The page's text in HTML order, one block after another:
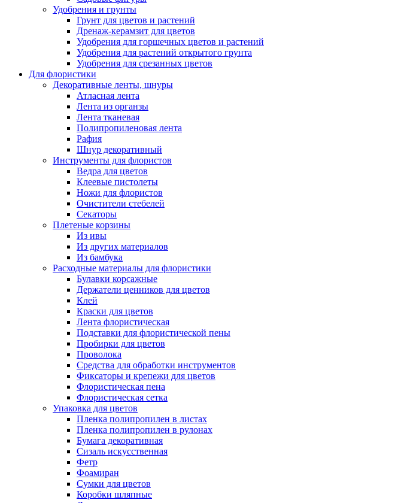
Удобрения и грунты
Грунт для цветов и растений
Дренаж-керамзит для цветов
Удобрения для горшечных цветов и растений
Удобрения для растений открытого грунта
Удобрения для срезанных цветов
Для флористики
Декоративные ленты, шнуры
Атласная лента
Лента из органзы
Лента тканевая
Полипропиленовая лента
Рафия
Шнур декоративный
Инструменты для флористов
Ведра для цветов
Клеевые пистолеты
Ножи для флористов
Очистители стебелей
Секаторы
Плетеные корзины
Из ивы
Из других материалов
Из бамбука
Расходные материалы для флористики
Булавки корсажные
Держатели ценников для цветов
Клей
Краски для цветов
Лента флористическая
Подставки для флористической пены
Пробирки для цветов
Проволока
Средства для обработки инструментов
Фиксаторы и крепежи для цветов
Флористическая пена
Флористическая сетка
Упаковка для цветов
Пленка полипропилен в листах
Пленка полипропилен в рулонах
Бумага декоративная
Сизаль искусственная
Фетр
Фоамиран
Сумки для цветов
Коробки шляпные